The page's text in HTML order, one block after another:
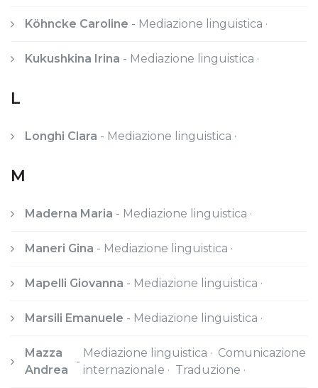
Köhncke Caroline - Mediazione linguistica ·
Kukushkina Irina - Mediazione linguistica ·
L
Longhi Clara - Mediazione linguistica ·
M
Maderna Maria - Mediazione linguistica ·
Maneri Gina - Mediazione linguistica ·
Mapelli Giovanna - Mediazione linguistica ·
Marsili Emanuele - Mediazione linguistica ·
Mazza
Andrea
-
Mediazione linguistica · Comunicazione
internazionale · Traduzione ·